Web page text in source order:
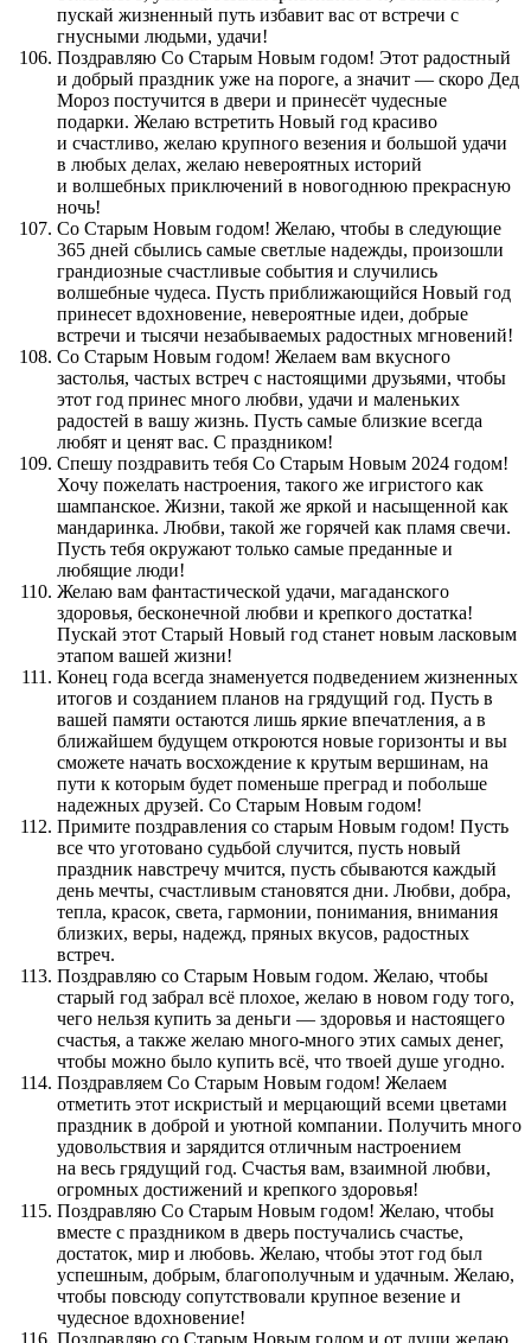
пускай жизненный путь избавит вас от встречи с
гнусными людьми, удачи!
Поздравляю Со Старым Новым годом! Этот радостный
и добрый праздник уже на пороге, а значит — скоро Дед
Мороз постучится в двери и принесёт чудесные
подарки. Желаю встретить Новый год красиво
и счастливо, желаю крупного везения и большой удачи
в любых делах, желаю невероятных историй
и волшебных приключений в новогоднюю прекрасную
ночь!
Со Старым Новым годом! Желаю, чтобы в следующие
365 дней сбылись самые светлые надежды, произошли
грандиозные счастливые события и случились
волшебные чудеса. Пусть приближающийся Новый год
принесет вдохновение, невероятные идеи, добрые
встречи и тысячи незабываемых радостных мгновений!
Со Старым Новым годом! Желаем вам вкусного
застолья, частых встреч с настоящими друзьями, чтобы
этот год принес много любви, удачи и маленьких
радостей в вашу жизнь. Пусть самые близкие всегда
любят и ценят вас. С праздником!
Спешу поздравить тебя Со Старым Новым 2024 годом!
Хочу пожелать настроения, такого же игристого как
шампанское. Жизни, такой же яркой и насыщенной как
мандаринка. Любви, такой же горячей как пламя свечи.
Пусть тебя окружают только самые преданные и
любящие люди!
Желаю вам фантастической удачи, магаданского
здоровья, бесконечной любви и крепкого достатка!
Пускай этот Старый Новый год станет новым ласковым
этапом вашей жизни!
Конец года всегда знаменуется подведением жизненных
итогов и созданием планов на грядущий год. Пусть в
вашей памяти остаются лишь яркие впечатления, а в
ближайшем будущем откроются новые горизонты и вы
сможете начать восхождение к крутым вершинам, на
пути к которым будет поменьше преград и побольше
надежных друзей. Со Старым Новым годом!
Примите поздравления со старым Новым годом! Пусть
все что уготовано судьбой случится, пусть новый
праздник навстречу мчится, пусть сбываются каждый
день мечты, счастливым становятся дни. Любви, добра,
тепла, красок, света, гармонии, понимания, внимания
близких, веры, надежд, пряных вкусов, радостных
встреч.
Поздравляю со Старым Новым годом. Желаю, чтобы
старый год забрал всё плохое, желаю в новом году того,
чего нельзя купить за деньги — здоровья и настоящего
счастья, а также желаю много-много этих самых денег,
чтобы можно было купить всё, что твоей душе угодно.
Поздравляем Со Старым Новым годом! Желаем
отметить этот искристый и мерцающий всеми цветами
праздник в доброй и уютной компании. Получить много
удовольствия и зарядится отличным настроением
на весь грядущий год. Счастья вам, взаимной любви,
огромных достижений и крепкого здоровья!
Поздравляю Со Старым Новым годом! Желаю, чтобы
вместе с праздником в дверь постучались счастье,
достаток, мир и любовь. Желаю, чтобы этот год был
успешным, добрым, благополучным и удачным. Желаю,
чтобы повсюду сопутствовали крупное везение и
чудесное вдохновение!